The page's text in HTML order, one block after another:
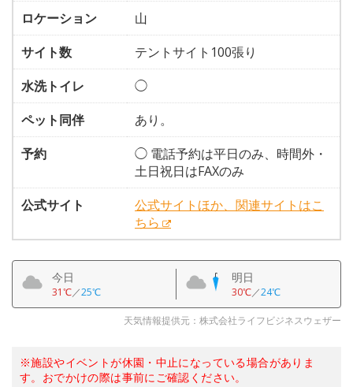
ロケーション
山
サイト数
テントサイト100張り
水洗トイレ
◯
ペット同伴
あり。
予約
◯ 電話予約は平日のみ、時間外・
土日祝日はFAXのみ
公式サイト
公式サイトほか、関連サイトはこ
ちら
今日
31℃／25℃
明日
30℃／24℃
天気情報提供元：株式会社ライフビジネスウェザー
※施設やイベントが休園・中止になっている場合がありま
す。おでかけの際は事前にご確認ください。